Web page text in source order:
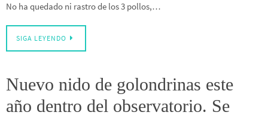
No ha quedado ni rastro de los 3 pollos,…
SIGA LEYENDO
Nuevo nido de golondrinas este
año dentro del observatorio. Se